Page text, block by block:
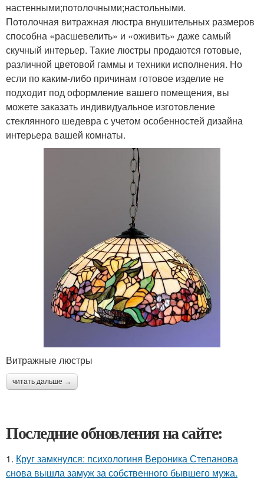
настенными;потолочными;настольными.
Потолочная витражная люстра внушительных размеров
способна «расшевелить» и «оживить» даже самый
скучный интерьер. Такие люстры продаются готовые,
различной цветовой гаммы и техники исполнения. Но
если по каким-либо причинам готовое изделие не
подходит под оформление вашего помещения, вы
можете заказать индивидуальное изготовление
стеклянного шедевра с учетом особенностей дизайна
интерьера вашей комнаты.
Витражные люстры
читать дальше →
Последние обновления на сайте:
1. Круг замкнулся: психологиня Вероника Степанова
снова вышла замуж за собственного бывшего мужа.